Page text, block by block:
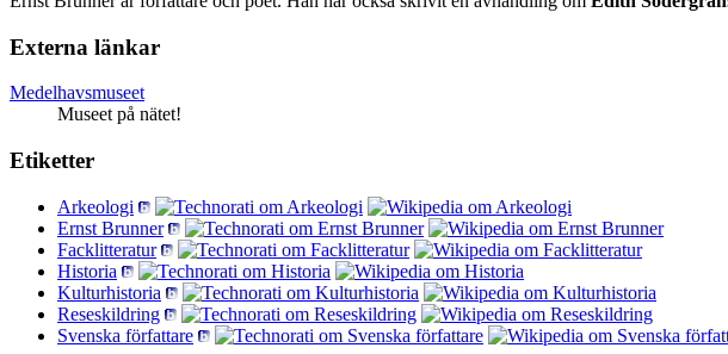
Externa länkar
Medelhavsmuseet
Museet på nätet!
Etiketter
Arkeologi
Ernst Brunner
Facklitteratur
Historia
Kulturhistoria
Reseskildring
Svenska författare